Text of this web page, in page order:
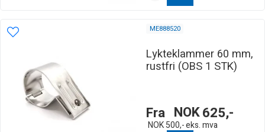
ME888520
Lykteklammer 60 mm,
rustfri (OBS 1 STK)
Fra NOK625,-
NOK 500,-eks. mva